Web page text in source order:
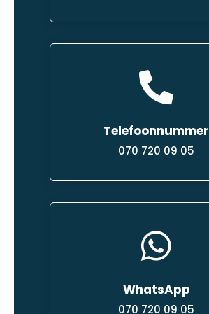

Telefoonnummer
070 720 09 05

WhatsApp
070 720 09 05